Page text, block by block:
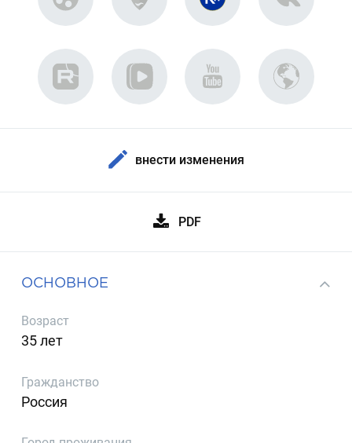
внести изменения
PDF
ОСНОВНОЕ
Возраст
35 лет
Гражданство
Россия